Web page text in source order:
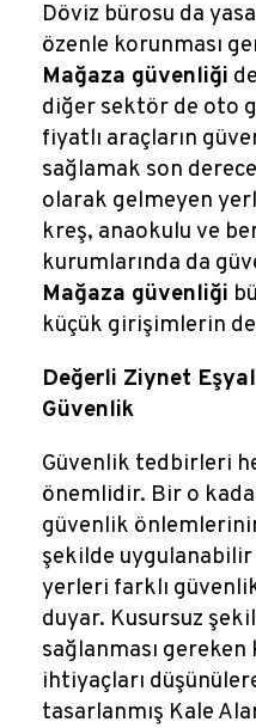
Döviz bürosu da
özenle korunması
Mağaza güvenliği
diğer sektör de oto
fiyatlı araçların
sağlamak son
olarak gelmeyen
kreş, anaokulu ve
kurumlarında da
Mağaza güvenliği
küçük girişimlerin
Değerli Ziynet
Güvenlik
Güvenlik tedbirleri
önemlidir. Bir o
güvenlik
şekilde uygulanabilir
yerleri farklı
duyar. Kusursuz
sağlanması gereken
ihtiyaçları
tasarlanmış Kale